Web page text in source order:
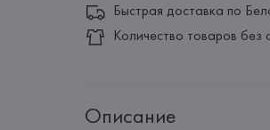
Быстрая доставка по
Количество товаров без
Описание